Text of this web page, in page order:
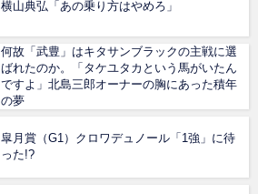
横山典弘「あの乗り方はやめろ」
何故「武豊」はキタサンブラックの主戦に選
ばれたのか。「タケユタカという馬がいたん
ですよ」北島三郎オーナーの胸にあった積年
の夢
皐月賞（G1）クロワデュノール「1強」に待
った!?